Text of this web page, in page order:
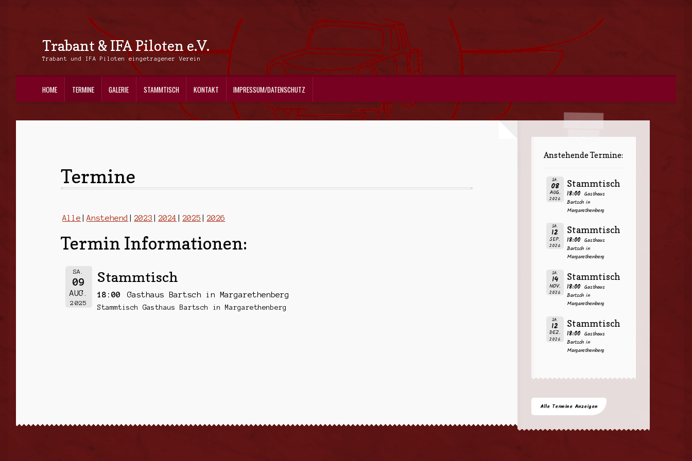
Zur
Navigation
Zum
Inhalt
Trabant & IFA Piloten e.V.
Trabant und IFA Piloten eingetragener Verein
HOME TERMINE GALERIE STAMMTISCH KONTAKT IMPRESSUM/DATENSCHUTZ
Termine
Alle Anstehend 2023 2024 2025 2026
Termin Informationen:
SA.
09
AUG.
2025
Stammtisch
18:00 Gasthaus Bartsch in Margarethenberg
Stammtisch Gasthaus Bartsch in Margarethenberg
Anstehende Termine:
SA.
08
AUG.
2026
Stammtisch
18:00 Gasthaus
Bartsch in
Margarethenberg
SA.
12
SEP.
2026
Stammtisch
18:00 Gasthaus
Bartsch in
Margarethenberg
SA.
14
NOV.
2026
Stammtisch
18:00 Gasthaus
Bartsch in
Margarethenberg
SA.
12
DEZ.
2026
Stammtisch
18:00 Gasthaus
Bartsch in
Margarethenberg
Alle Termine Anzeigen